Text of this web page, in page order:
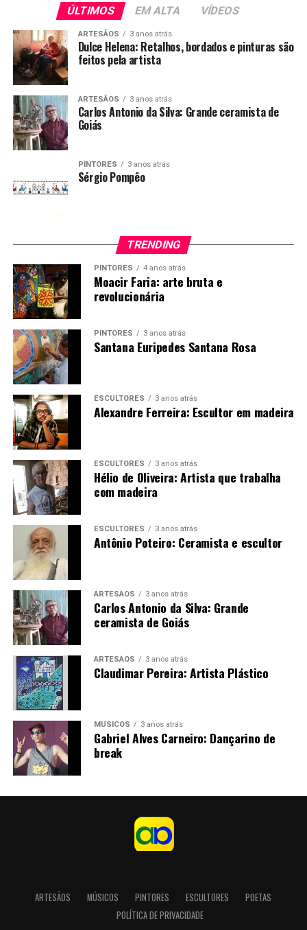
Técnicas:
Trabalha principalmente com customização de roupas e
murais. Na customização de roupas, ele usa técnicas
como pintura à mão, tingimento e aplicação de
patchwork
TÓPICOS RELACIONADOS:
Vanessa Ferreira de Oliveira
Aragoiânia, Aparecida de Goiânia interior de Goiás,
antiga região de parada de gado Aparecida De
Goiania/GO – CEP 74934-140
Técnicas:
Apontado como o maior ceramista vivo de Goiás
ÚLTIMOS EM ALTA VÍDEOS
ARTESÃOS 3 anos atrás
Dulce Helena: Retalhos, bordados e pinturas são
feitos pela artista
ARTESÃOS 3 anos atrás
Carlos Antonio da Silva: Grande ceramista de
Goiás
PINTORES 3 anos atrás
Sérgio Pompêo
TRENDING
PINTORES 4 anos atrás
Moacir Faria: arte bruta e
revolucionária
PINTORES 3 anos atrás
Santana Euripedes Santana Rosa
ESCULTORES 3 anos atrás
Alexandre Ferreira: Escultor em madeira
ESCULTORES 3 anos atrás
Hélio de Oliveira: Artista que trabalha
com madeira
ESCULTORES 3 anos atrás
Antônio Poteiro: Ceramista e escultor
ARTESÃOS 3 anos atrás
Carlos Antonio da Silva: Grande
ceramista de Goiás
ARTESÃOS 3 anos atrás
Claudimar Pereira: Artista Plástico
MÚSICOS 3 anos atrás
Gabriel Alves Carneiro: Dançarino de
break
ARTESÃOS MÚSICOS PINTORES ESCULTORES
POETAS
POLÍTICA DE PRIVACIDADE